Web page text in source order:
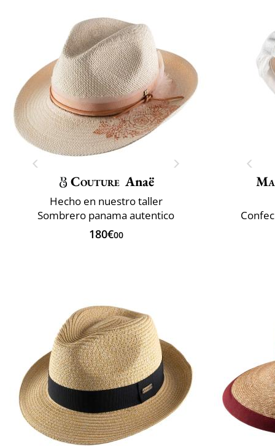
Couture Anaë
Hecho en nuestro taller
Sombrero panama autentico
180€00